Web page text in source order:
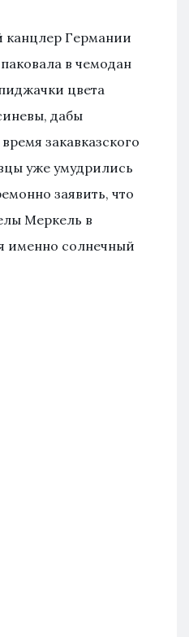
канцлер Германии
в чемодан
цвета
дабы
закавказского
уже умудрились
заявить, что
Меркель в
именно солнечный